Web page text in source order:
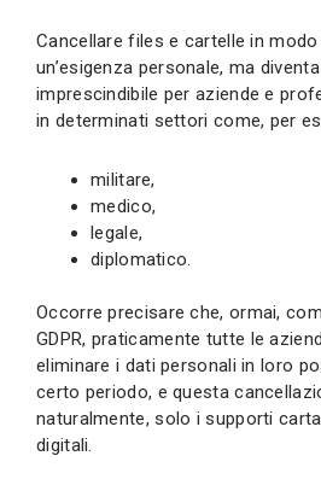
Cancellare files e cartelle in
un’esigenza personale, ma
imprescindibile per aziende e
in determinati settori come, per
militare,
medico,
legale,
diplomatico.
Occorre precisare che, ormai,
GDPR, praticamente tutte le
eliminare i dati personali in loro
certo periodo, e questa
naturalmente, solo i supporti
digitali.